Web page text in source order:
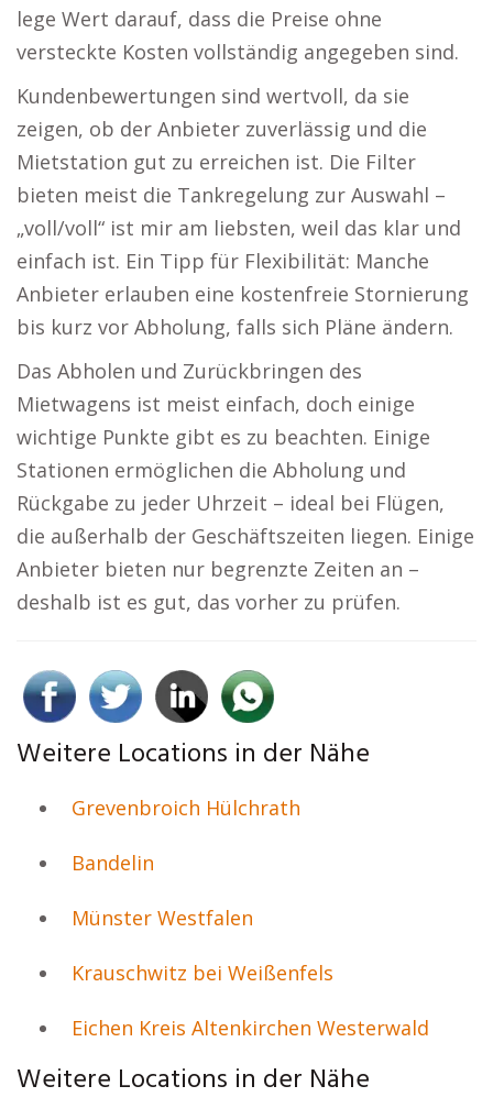
lege Wert darauf, dass die Preise ohne
versteckte Kosten vollständig angegeben sind.
Kundenbewertungen sind wertvoll, da sie
zeigen, ob der Anbieter zuverlässig und die
Mietstation gut zu erreichen ist. Die Filter
bieten meist die Tankregelung zur Auswahl –
„voll/voll“ ist mir am liebsten, weil das klar und
einfach ist. Ein Tipp für Flexibilität: Manche
Anbieter erlauben eine kostenfreie Stornierung
bis kurz vor Abholung, falls sich Pläne ändern.
Das Abholen und Zurückbringen des
Mietwagens ist meist einfach, doch einige
wichtige Punkte gibt es zu beachten. Einige
Stationen ermöglichen die Abholung und
Rückgabe zu jeder Uhrzeit – ideal bei Flügen,
die außerhalb der Geschäftszeiten liegen. Einige
Anbieter bieten nur begrenzte Zeiten an –
deshalb ist es gut, das vorher zu prüfen.
Weitere Locations in der Nähe
Grevenbroich Hülchrath
Bandelin
Münster Westfalen
Krauschwitz bei Weißenfels
Eichen Kreis Altenkirchen Westerwald
Weitere Locations in der Nähe